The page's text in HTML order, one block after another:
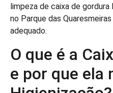
limpeza de caixa de
no Parque das
adequado.
O que é a
e por que ela